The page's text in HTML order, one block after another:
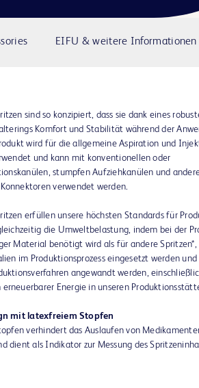
EIFU & weitere Informationen
sind so konzipiert, dass sie dank eines
Komfort und Stabilität während der
wird für die allgemeine Aspiration und
und kann mit konventionellen oder
stumpfen Aufziehkanülen und
verwendet werden.
erfüllen unsere höchsten Standards für
die Umweltbelastung, indem bei der
Material benötigt wird als für andere
im Produktionsprozess eingesetzt werden und
angewandt werden,
erneuerbarer Energie in unseren
mit latexfreiem Stopfen
verhindert das Auslaufen von
dient als Indikator zur Messung des